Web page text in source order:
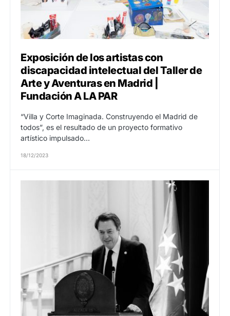
Exposición de los artistas con
discapacidad intelectual del Taller de
Arte y Aventuras en Madrid |
Fundación A LA PAR
“Villa y Corte Imaginada. Construyendo el Madrid de
todos”, es el resultado de un proyecto formativo
artístico impulsado…
18/12/2023